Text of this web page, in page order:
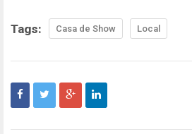
Tags: Casa de Show Local